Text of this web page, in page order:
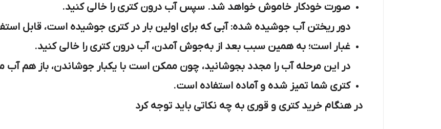
صورت خودکار خاموش خواهد شد. سپس آب درون کتری را خالی کنید.
دور ریختن آب جوشیده شده: آبی که برای اولین بار در کتری جوشیده است، قابل
غبار است؛ به همین سبب بعد از به‌جوش آمدن، آب درون کتری را خالی کنید.
در این مرحله آب را مجدد بجوشانید، چون ممکن است با یکبار جوشاندن، باز هم آب
کتری شما تمیز شده و آماده استفاده است.
در هنگام خرید کتری و قوری به چه نکاتی باید توجه کرد